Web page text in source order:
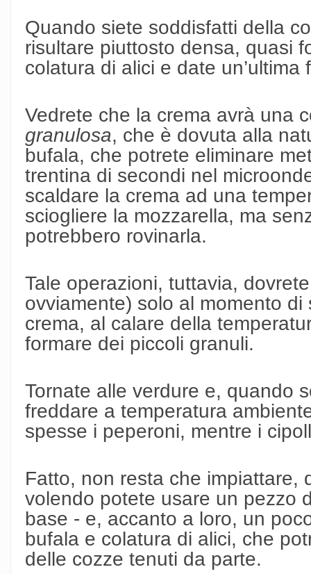
Quando siete soddisfatti della
risultare piuttosto densa, quasi
colatura di alici e date un’ultima
Vedrete che la crema avrà una
granulosa, che è dovuta alla
bufala, che potrete eliminare
trentina di secondi nel
scaldare la crema ad una
sciogliere la mozzarella, ma
potrebbero rovinarla.
Tale operazioni, tuttavia,
ovviamente) solo al momento
crema, al calare della
formare dei piccoli granuli.
Tornate alle verdure e, quando
freddare a temperatura
spesse i peperoni, mentre i
Fatto, non resta che impiattare,
volendo potete usare un pezzo
base - e, accanto a loro, un
bufala e colatura di alici, che
delle cozze tenuti da parte.